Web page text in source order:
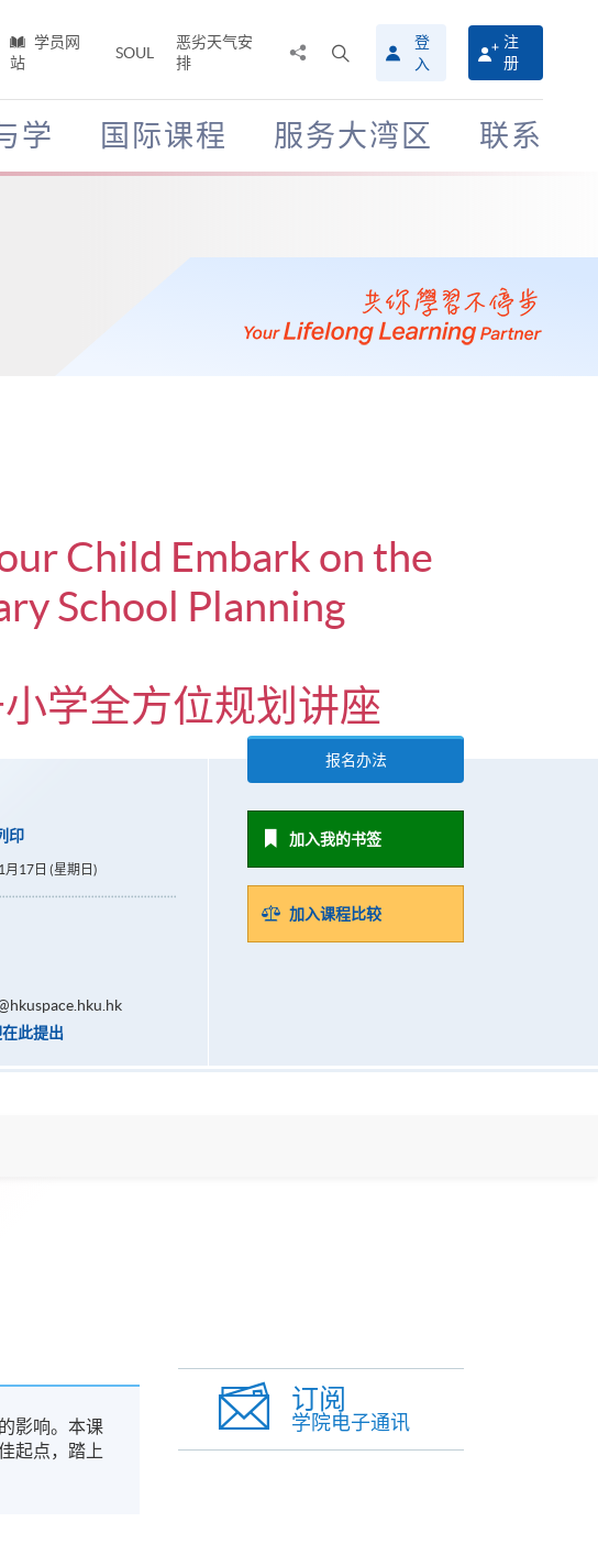
学员网
站
SOUL
恶劣天气安
排
搜
寻
介
面
登
入
注
册
学 国际课程 服务大湾区 联系
Child Embark on the
School Planning
学全方位规划讲座
印
月17日 (星期日)
此提出
报名办法
加入我的书签
加入课程比较
影响。本课
起点，踏上
订阅
学院电子通讯